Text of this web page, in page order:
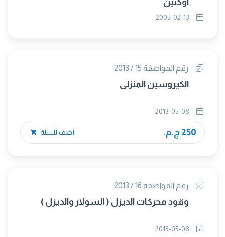
اوكتين
رقم المواصفة 15 / 2013
الكيروسين المنزلى
250 ج.م. أضف للسلة
رقم المواصفة 16 / 2013
وقود محركات الديزل ( السولار والديزل )